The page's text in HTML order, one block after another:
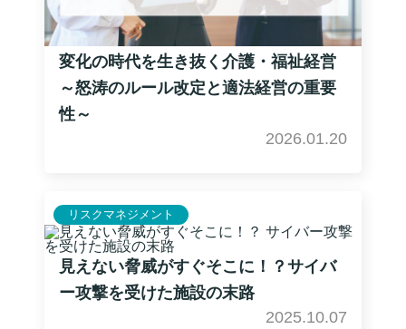
変化の時代を生き抜く介護・福祉経営
～怒涛のルール改定と適法経営の重要
性～
2026.01.20
リスクマネジメント
見えない脅威がすぐそこに！？サイバ
ー攻撃を受けた施設の末路
2025.10.07